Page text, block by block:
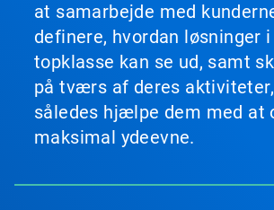
at samarbejde med
definere, hvordan løsninger
topklasse kan se ud, samt
på tværs af deres
således hjælpe dem med at
maksimal ydeevne.